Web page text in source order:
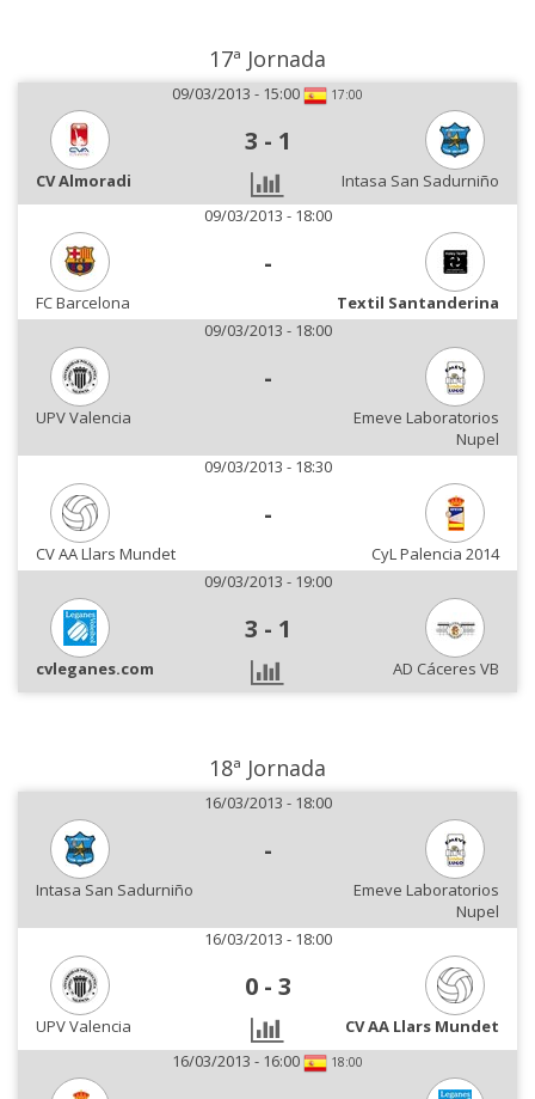
17ª Jornada
09/03/2013 - 15:00 17:00
3 - 1
CV Almoradi
Intasa San Sadurniño
09/03/2013 - 18:00
-
FC Barcelona
Textil Santanderina
09/03/2013 - 18:00
-
UPV Valencia
Emeve Laboratorios
Nupel
09/03/2013 - 18:30
-
CV AA Llars Mundet
CyL Palencia 2014
09/03/2013 - 19:00
3 - 1
cvleganes.com AD Cáceres VB
18ª Jornada
16/03/2013 - 18:00
-
Intasa San Sadurniño
Emeve Laboratorios
Nupel
16/03/2013 - 18:00
0 - 3
UPV Valencia
CV AA Llars Mundet
16/03/2013 - 16:00
18:00